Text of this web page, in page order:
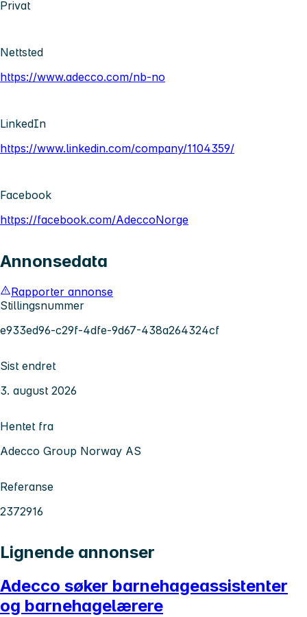
Privat
Nettsted
https://www.adecco.com/nb-no
LinkedIn
https://www.linkedin.com/company/1104359/
Facebook
https://facebook.com/AdeccoNorge
Annonsedata
Rapporter annonse
Stillingsnummer
e933ed96-c29f-4dfe-9d67-438a264324cf
Sist endret
3. august 2026
Hentet fra
Adecco Group Norway AS
Referanse
2372916
Lignende annonser
Adecco søker barnehageassistenter
og barnehagelærere